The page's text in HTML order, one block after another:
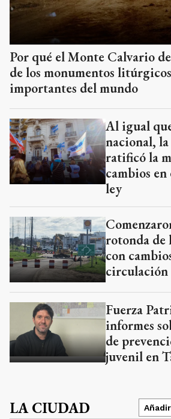
Por qué el Monte Calvario
de los monumentos
importantes del mundo
Al igual
nacional,
ratificó la
cambios
ley
rotonda de
con
circulación
Fuerza
informes
de
juvenil en
LA CIUDAD